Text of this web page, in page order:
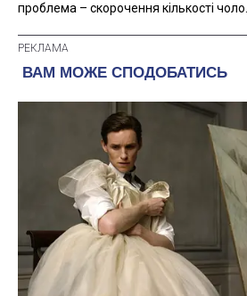
проблема – скорочення кількості чоло...